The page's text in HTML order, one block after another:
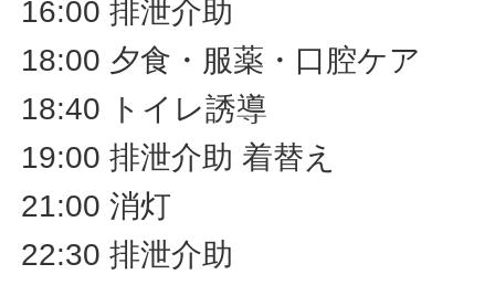
16:00 排泄介助
18:00 夕食・服薬・口腔ケア
18:40 トイレ誘導
19:00 排泄介助 着替え
21:00 消灯
22:30 排泄介助